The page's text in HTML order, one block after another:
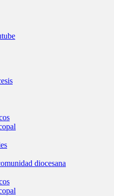
diocesana